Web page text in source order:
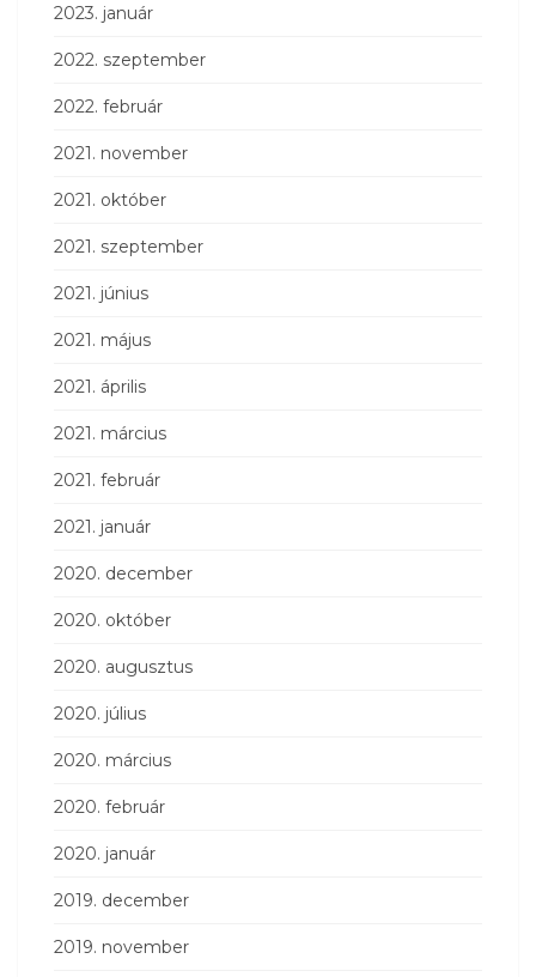
2023. január
2022. szeptember
2022. február
2021. november
2021. október
2021. szeptember
2021. június
2021. május
2021. április
2021. március
2021. február
2021. január
2020. december
2020. október
2020. augusztus
2020. július
2020. március
2020. február
2020. január
2019. december
2019. november